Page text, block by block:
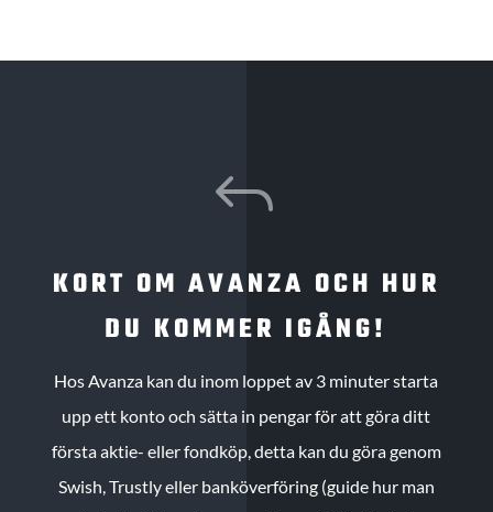
J
KORT OM AVANZA OCH HUR
DU KOMMER IGÅNG!
Hos Avanza kan du inom loppet av 3 minuter starta
upp ett konto och sätta in pengar för att göra ditt
första aktie- eller fondköp, detta kan du göra genom
Swish, Trustly eller banköverföring (guide hur man